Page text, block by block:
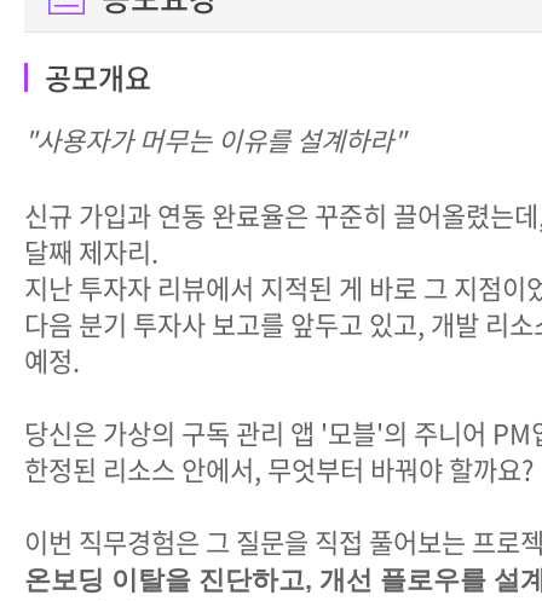
공모개요
"사용자가 머무는 이유를 설계하라"
신규 가입과 연동 완료율은 꾸준히 끌어올렸는
달째 제자리.
지난 투자자 리뷰에서 지적된 게 바로 그 지점
다음 분기 투자사 보고를 앞두고 있고, 개발 리
예정.
당신은 가상의 구독 관리 앱 '모블'의 주니어
한정된 리소스 안에서, 무엇부터 바꿔야 할까
이번 직무경험은 그 질문을 직접 풀어보는 프
온보딩 이탈을 진단하고, 개선 플로우를 설